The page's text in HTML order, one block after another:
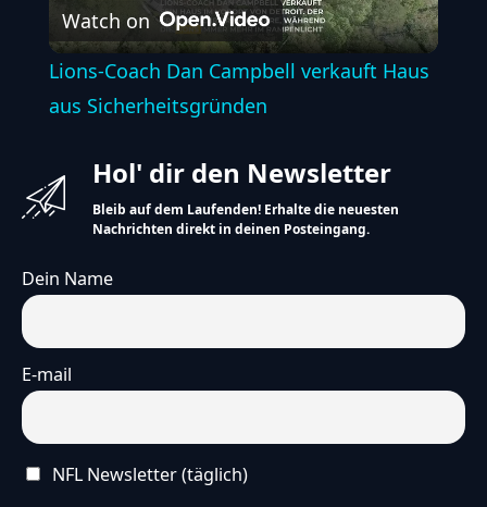
Video
Watch on
Lions-Coach Dan Campbell verkauft Haus
aus Sicherheitsgründen
Hol' dir den Newsletter
Bleib auf dem Laufenden! Erhalte die neuesten
Nachrichten direkt in deinen Posteingang.
Dein Name
E-mail
NFL Newsletter (täglich)